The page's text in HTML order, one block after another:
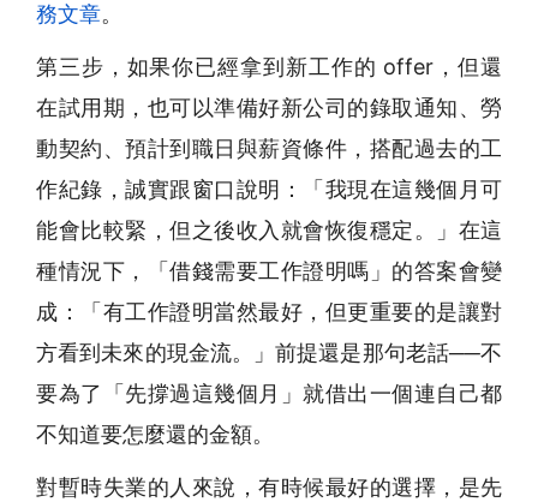
務文章。
第三步，如果你已經拿到新工作的 offer，但還
在試用期，也可以準備好新公司的錄取通知、勞
動契約、預計到職日與薪資條件，搭配過去的工
作紀錄，誠實跟窗口說明：「我現在這幾個月可
能會比較緊，但之後收入就會恢復穩定。」在這
種情況下，「借錢需要工作證明嗎」的答案會變
成：「有工作證明當然最好，但更重要的是讓對
方看到未來的現金流。」前提還是那句老話──不
要為了「先撐過這幾個月」就借出一個連自己都
不知道要怎麼還的金額。
對暫時失業的人來說，有時候最好的選擇，是先